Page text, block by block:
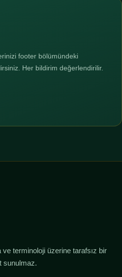
footer bölümündeki
Her bildirim değerlendirilir.
terminoloji üzerine tarafsız bir
sunulmaz.